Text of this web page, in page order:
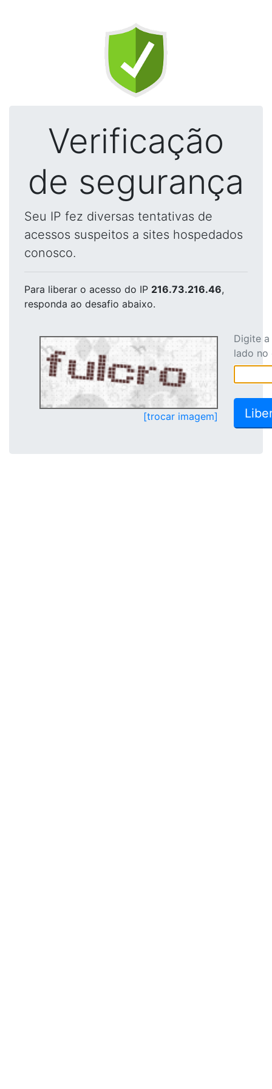
Verificação
de segurança
Seu IP fez diversas tentativas de
acessos suspeitos a sites hospedados
conosco.
Para liberar o acesso do IP 216.73.216.46,
responda ao desafio abaixo.
[trocar imagem]
Digite
lado no